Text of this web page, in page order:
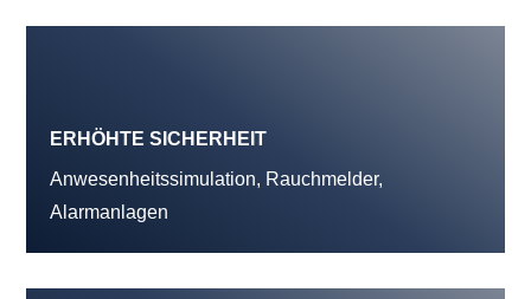
ERHÖHTE SICHERHEIT
Anwesenheitssimulation, Rauchmelder,
Alarmanlagen